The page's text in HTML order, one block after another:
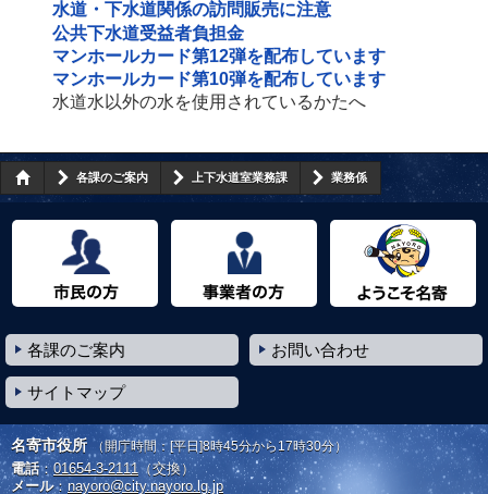
水道・下水道関係の訪問販売に注意
公共下水道受益者負担金
マンホールカード第12弾を配布しています
マンホールカード第10弾を配布しています
水道水以外の水を使用されているかたへ
各課のご案内 上下水道室業務課 業務係
各課のご案内 お問い合わせ
サイトマップ
名寄市役所 （開庁時間：[平日]8時45分から17時30分）
電話：01654-3-2111 （交換）
メール： nayoro@city.nayoro.lg.jp